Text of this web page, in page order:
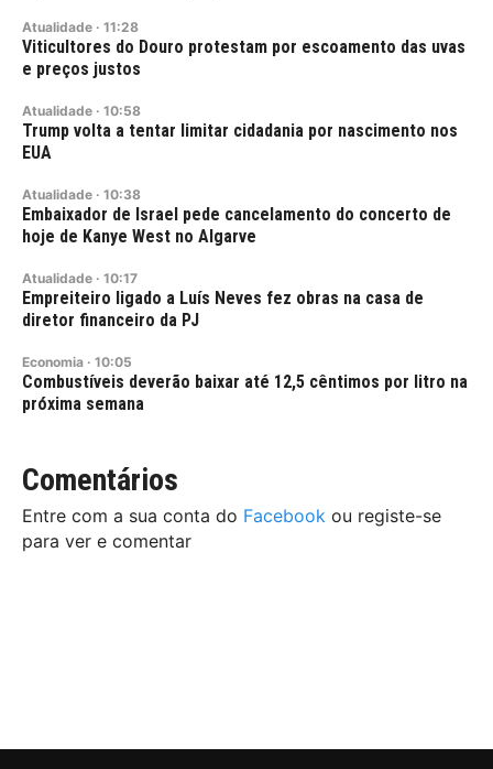
Atualidade · 11:28
Viticultores do Douro protestam por escoamento das uvas
e preços justos
Atualidade · 10:58
Trump volta a tentar limitar cidadania por nascimento nos
EUA
Atualidade · 10:38
Embaixador de Israel pede cancelamento do concerto de
hoje de Kanye West no Algarve
Atualidade · 10:17
Empreiteiro ligado a Luís Neves fez obras na casa de
diretor financeiro da PJ
Economia · 10:05
Combustíveis deverão baixar até 12,5 cêntimos por litro na
próxima semana
Comentários
Entre com a sua conta do Facebook ou registe-se
para ver e comentar